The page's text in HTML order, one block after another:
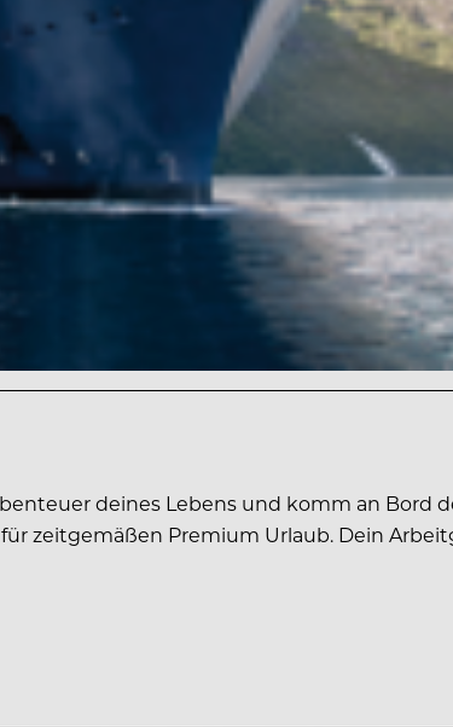
deines Lebens und komm an Bord
zeitgemäßen Premium Urlaub. Dein